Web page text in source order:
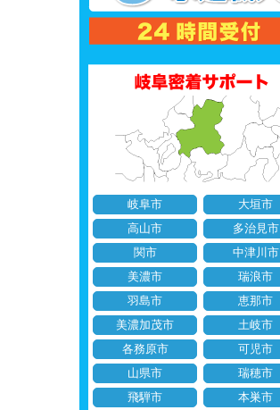
岐阜市
大垣市
高山市
多治見市
関市
中津川市
美濃市
瑞浪市
羽島市
恵那市
美濃加茂市
土岐市
各務原市
可児市
山県市
瑞穂市
飛騨市
本巣市